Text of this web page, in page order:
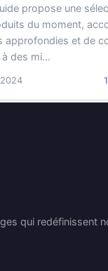
propose une
du moment,
approfondies et de
des mi...
qui redéfinissent